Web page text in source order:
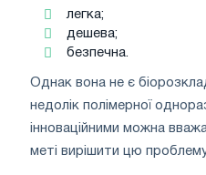
легка;
дешева;
безпечна.
Однак вона не є
недолік полімерної
інноваційними можна
меті вирішити цю